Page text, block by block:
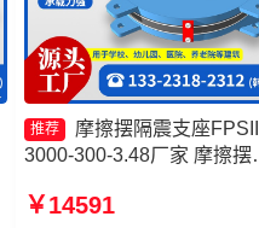
推荐
摩擦摆隔震支座
3000-300-3.48厂家 摩擦摆
源头工厂 摩擦摆隔震支座
￥14591